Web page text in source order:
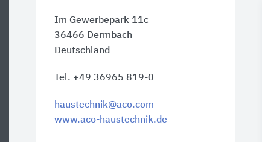
Im Gewerbepark 11c
36466 Dermbach
Deutschland
Tel. +49 36965 819-0
haustechnik@aco.com
www.aco-haustechnik.de